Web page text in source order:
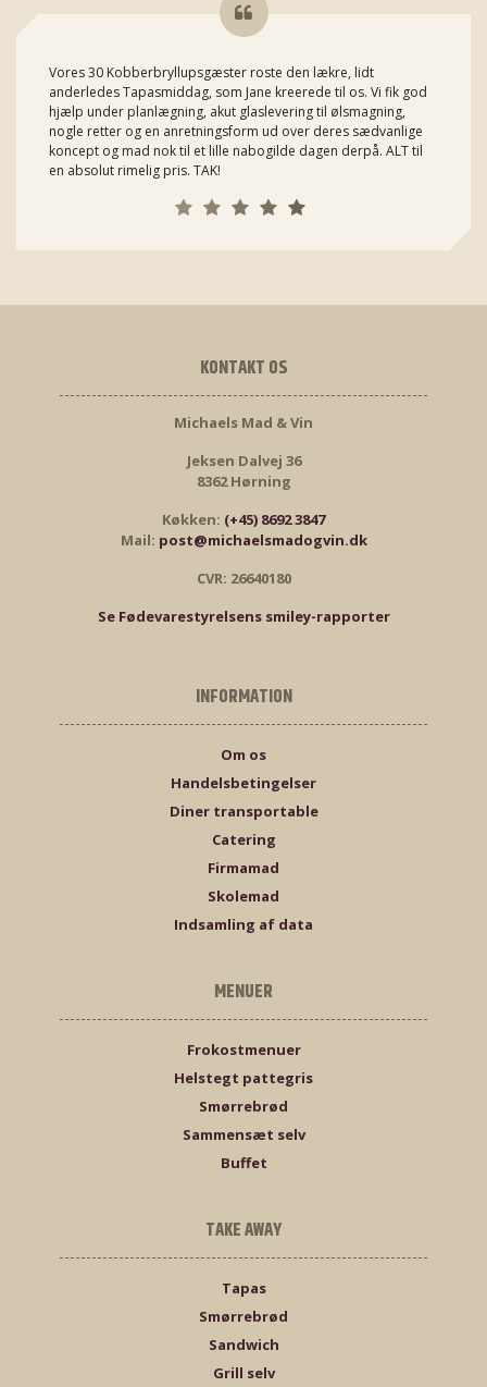
Vores 30 Kobberbryllupsgæster roste den lækre, lidt
anderledes Tapasmiddag, som Jane kreerede til os. Vi fik god
hjælp under planlægning, akut glaslevering til ølsmagning,
nogle retter og en anretningsform ud over deres sædvanlige
koncept og mad nok til et lille nabogilde dagen derpå. ALT til
en absolut rimelig pris. TAK!
KONTAKT OS
Michaels Mad & Vin
Jeksen Dalvej 36
8362 Hørning
Køkken: (+45) 8692 3847
Mail: post@michaelsmadogvin.dk
CVR: 26640180
Se Fødevarestyrelsens smiley-rapporter
INFORMATION
Om os
Handelsbetingelser
Diner transportable
Catering
Firmamad
Skolemad
Indsamling af data
MENUER
Frokostmenuer
Helstegt pattegris
Smørrebrød
Sammensæt selv
Buffet
TAKE AWAY
Tapas
Smørrebrød
Sandwich
Grill selv